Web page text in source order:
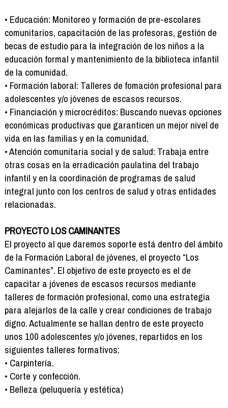
• Educación: Monitoreo y formación de pre-escolares
comunitarios, capacitación de las profesoras, gestión de
becas de estudio para la integración de los niños a la
educación formal y mantenimiento de la biblioteca infantil
de la comunidad.
• Formación laboral: Talleres de fomación profesional para
adolescentes y/o jóvenes de escasos recursos.
• Financiación y microcréditos: Buscando nuevas opciones
económicas productivas que garanticen un mejor nivel de
vida en las familias y en la comunidad.
• Atención comunitaria social y de salud: Trabaja entre
otras cosas en la erradicación paulatina del trabajo
infantil y en la coordinación de programas de salud
integral junto con los centros de salud y otras entidades
relacionadas.
PROYECTO LOS CAMINANTES
El proyecto al que daremos soporte está dentro del ámbito
de la Formación Laboral de jóvenes, el proyecto “Los
Caminantes”. El objetivo de este proyecto es el de
capacitar a jóvenes de escasos recursos mediante
talleres de formación profesional, como una estrategia
para alejarlos de la calle y crear condiciones de trabajo
digno. Actualmente se hallan dentro de este proyecto
unos 100 adolescentes y/o jóvenes, repartidos en los
siguientes talleres formativos:
• Carpintería.
• Corte y confección.
• Belleza (peluquería y estética)